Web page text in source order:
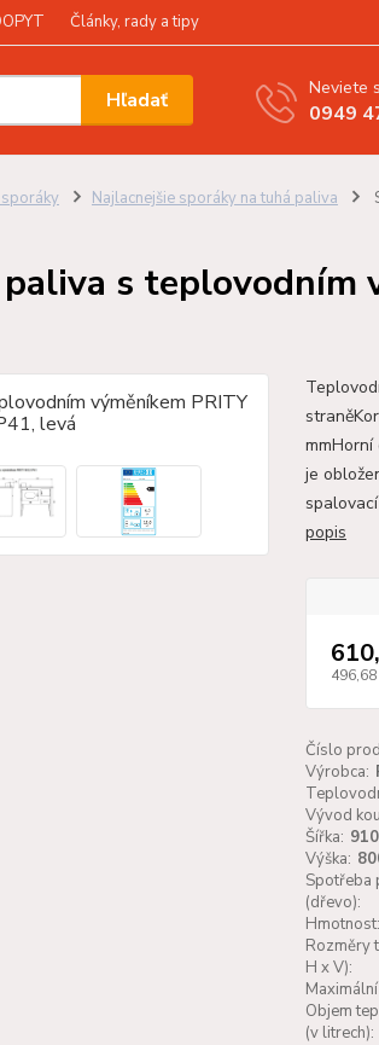
Články, rady a tipy
Hľadať Neviete
0949
Najlacnejšie sporáky na tuhá paliva
s teplovodním
je
popis
Číslo
Výrobca:
Vývod
Šířka:
Výška:
Spotřeba
(dřevo):
Hmotnost:
Rozměry
H x V):
Objem
(v litrech):